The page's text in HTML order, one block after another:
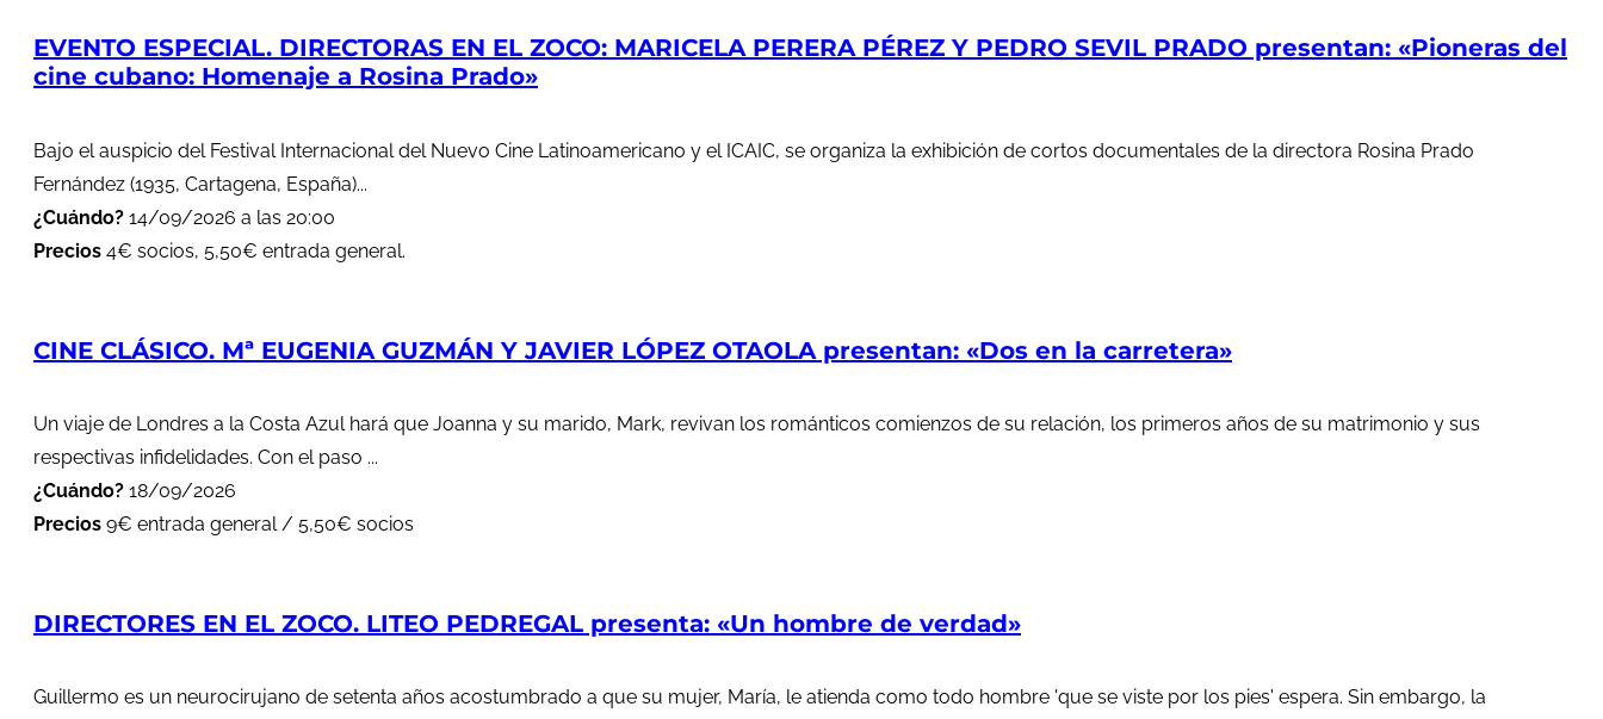
EVENTO ESPECIAL. DIRECTORAS EN EL ZOCO: MARICELA PERERA PÉREZ Y PEDRO SEVIL PRADO presentan: «Pioneras del
cine cubano: Homenaje a Rosina Prado»
Bajo el auspicio del Festival Internacional del Nuevo Cine Latinoamericano y el ICAIC, se organiza la exhibición de cortos documentales de la directora Rosina Prado
Fernández (1935, Cartagena, España)...
¿Cuándo? 14/09/2026 a las 20:00
Precios 4€ socios, 5,50€ entrada general.
CINE CLÁSICO. Mª EUGENIA GUZMÁN Y JAVIER LÓPEZ OTAOLA presentan: «Dos en la carretera»
Un viaje de Londres a la Costa Azul hará que Joanna y su marido, Mark, revivan los románticos comienzos de su relación, los primeros años de su matrimonio y sus
respectivas infidelidades. Con el paso ...
¿Cuándo? 18/09/2026
Precios 9€ entrada general / 5,50€ socios
DIRECTORES EN EL ZOCO. LITEO PEDREGAL presenta: «Un hombre de verdad»
Guillermo es un neurocirujano de setenta años acostumbrado a que su mujer, María, le atienda como todo hombre 'que se viste por los pies' espera. Sin embargo, la